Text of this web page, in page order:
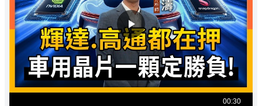
00:30